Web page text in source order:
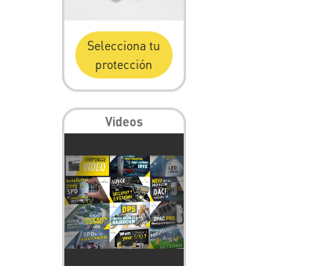
Selecciona tu
protección
Videos